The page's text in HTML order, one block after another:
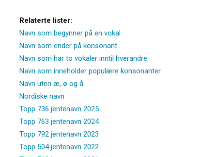
Relaterte lister:
Navn som begynner på en vokal
Navn som ender på konsonant
Navn som har to vokaler inntil hverandre
Navn som inneholder populære konsonanter
Navn uten æ, ø og å
Nordiske navn
Topp 736 jentenavn 2025
Topp 763 jentenavn 2024
Topp 792 jentenavn 2023
Topp 504 jentenavn 2022